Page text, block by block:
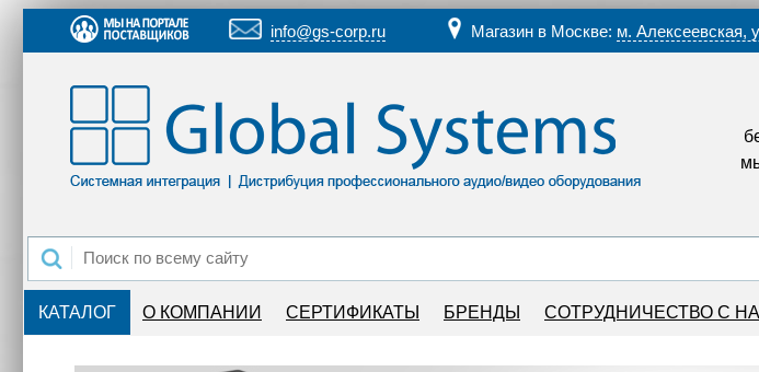
info@gs-corp.ru Магазин в Москве: м. Алексеевская,
КАТАЛОГ О КОМПАНИИ СЕРТИФИКАТЫ БРЕНДЫ СОТРУДНИЧЕСТВО С